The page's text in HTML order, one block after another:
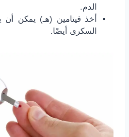
الدم.
أخذ فيتامين (هـ) يمكن
السكرى أيضًا.